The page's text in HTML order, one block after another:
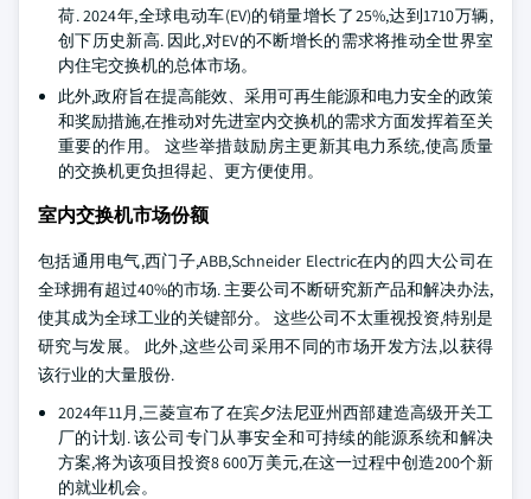
荷. 2024年,全球电动车(EV)的销量增长了25%,达到1710万辆,
创下历史新高. 因此,对EV的不断增长的需求将推动全世界室
内住宅交换机的总体市场。
此外,政府旨在提高能效、采用可再生能源和电力安全的政策
和奖励措施,在推动对先进室内交换机的需求方面发挥着至关
重要的作用。 这些举措鼓励房主更新其电力系统,使高质量
的交换机更负担得起、更方便使用。
室内交换机市场份额
包括通用电气,西门子,ABB,Schneider Electric在内的四大公司在
全球拥有超过40%的市场. 主要公司不断研究新产品和解决办法,
使其成为全球工业的关键部分。 这些公司不太重视投资,特别是
研究与发展。 此外,这些公司采用不同的市场开发方法,以获得
该行业的大量股份.
2024年11月,三菱宣布了在宾夕法尼亚州西部建造高级开关工
厂的计划. 该公司专门从事安全和可持续的能源系统和解决
方案,将为该项目投资8 600万美元,在这一过程中创造200个新
的就业机会。